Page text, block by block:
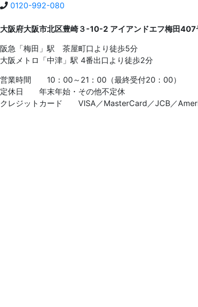
0120-992-080
大阪府大阪市北区豊崎３-10-2 アイアンドエフ梅田407
阪急「梅田」駅 茶屋町口より徒歩5分
大阪メトロ「中津」駅 4番出口より徒歩2分
営業時間 10：00～21：00（最終受付20：00）
定休日 年末年始・その他不定休
クレジットカード VISA／MasterCard／JCB／